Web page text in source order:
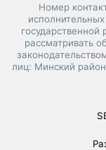
Номер
рассматривать
лиц: Минский